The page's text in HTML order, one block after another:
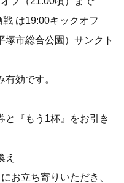
は19:00キックオフ
塚市総合公園）サンクト
効です。
と『もう1杯』をお引き
え
お立ち寄りいただき、